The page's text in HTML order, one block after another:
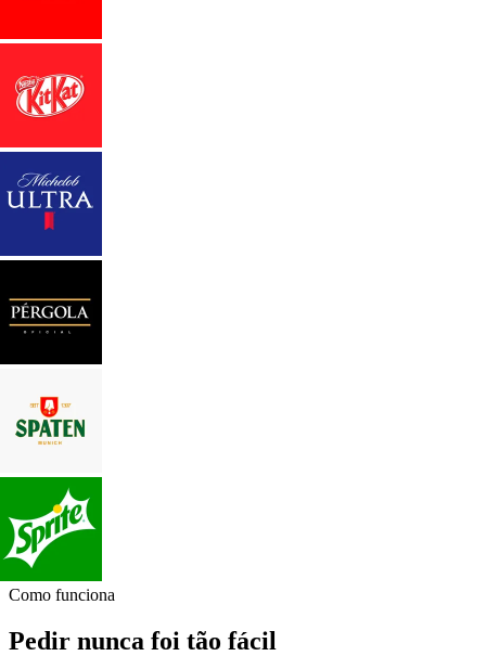
Como funciona
Pedir nunca foi tão fácil